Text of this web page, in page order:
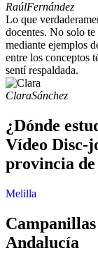
RaúlFernández
Lo que
docentes. No solo te
mediante ejemplos
entre los conceptos
sentí respaldada.
ClaraSánchez
¿Dónde
Vídeo Disc-
provincia
Melilla
Andalucía